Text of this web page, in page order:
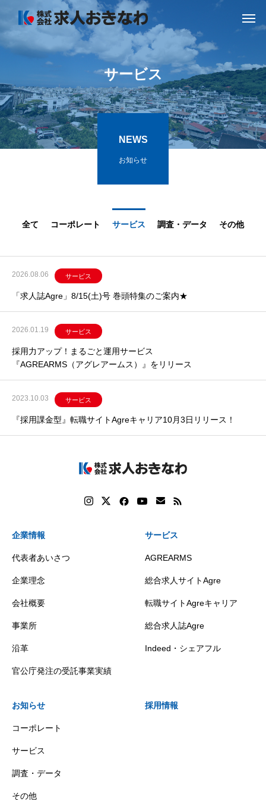
サービス
NEWS
お知らせ
全て コーポレート サービス 調査・データ その他
2026.08.06 サービス
「求人誌Agre」8/15(土)号 巻頭特集のご案内★
2026.01.19 サービス
採用力アップ！まるごと運用サービス
『AGREARMS（アグレアームス）』をリリース
2023.10.03 サービス
『採用課金型』転職サイトAgreキャリア10月3日リリース！
企業情報
代表者あいさつ
企業理念
会社概要
事業所
沿革
官公庁発注の受託事業実績
サービス
AGREARMS
総合求人サイトAgre
転職サイトAgreキャリア
総合求人誌Agre
Indeed・シェアフル
お知らせ
コーポレート
サービス
調査・データ
その他
採用情報